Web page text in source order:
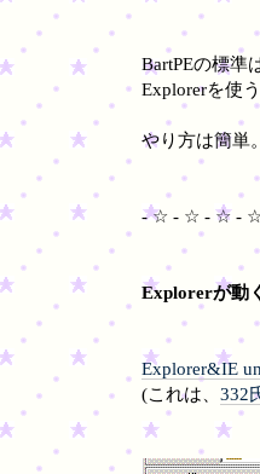
BartPEの標準
Explorerを使
やり方は簡単
- ☆ - ☆ - ☆ -
Explorerが動
Explorer&IE
(これは、 332